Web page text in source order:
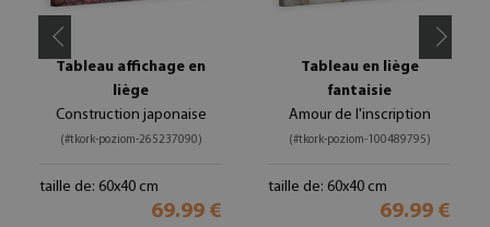
Tableau affichage en
liège
Construction japonaise
(#tkork-poziom-265237090)
taille de: 60x40 cm
69.99 €
Tableau en liège
fantaisie
Amour de l'inscription
(#tkork-poziom-100489795)
taille de: 60x40 cm
69.99 €